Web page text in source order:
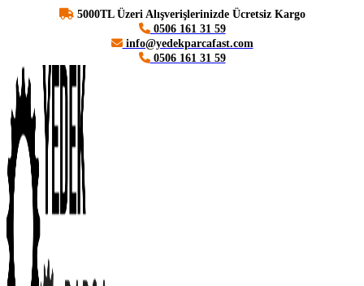
5000TL Üzeri Alışverişlerinizde Ücretsiz Kargo
0506 161 31 59
info@yedekparcafast.com
0506 161 31 59